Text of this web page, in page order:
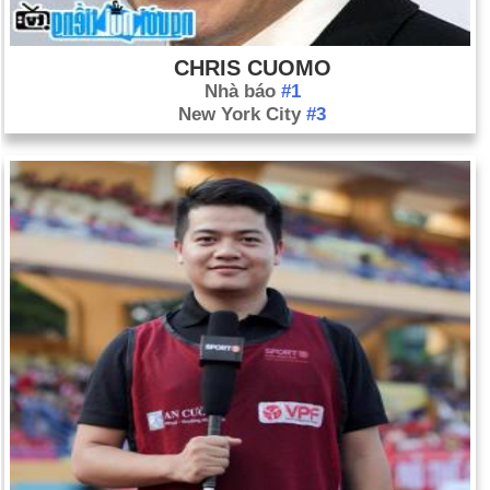
CHRIS CUOMO
Nhà báo #1
New York City #3